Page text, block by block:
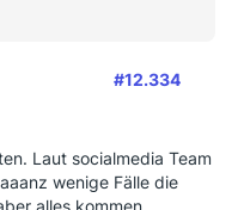
#12.334
Laut socialmedia Team
wenige Fälle die
alles kommen